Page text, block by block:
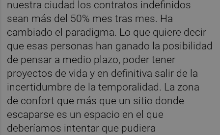
nuestra ciudad los contratos indefinidos
sean más del 50% mes tras mes. Ha
cambiado el paradigma. Lo que quiere decir
que esas personas han ganado la posibilidad
de pensar a medio plazo, poder tener
proyectos de vida y en definitiva salir de la
incertidumbre de la temporalidad. La zona
de confort que más que un sitio donde
escaparse es un espacio en el que
deberíamos intentar que pudiera